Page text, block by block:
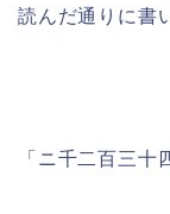
読んだ通りに書
「ニ千二百三十